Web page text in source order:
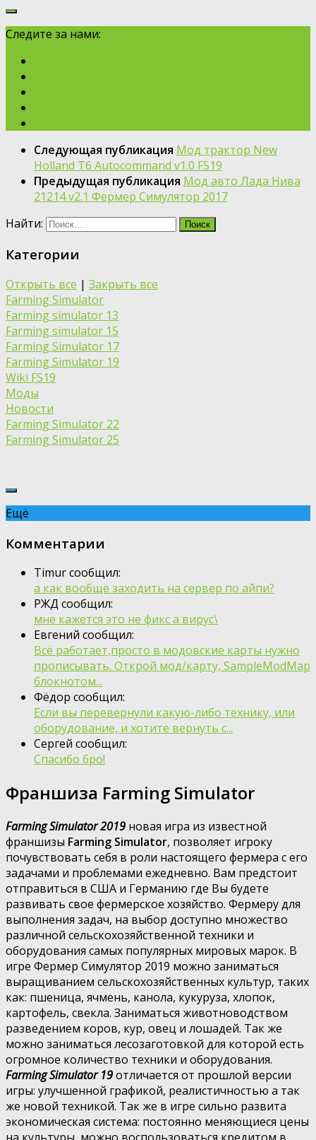
Следите за нами:
Следующая публикация Moд трактор New
Holland T6 Autocommand v1.0 FS19
Предыдущая публикация Мод авто Лада Нива
21214 v2.1 Фермер Симулятор 2017
Найти:
Категории
Открыть все | Закрыть все
Farming Simulator
Farming simulator 13
Farming simulator 15
Farming Simulator 17
Farming Simulator 19
Wiki FS19
Моды
Новости
Farming Simulator 22
Farming Simulator 25
Ещё
Комментарии
Timur сообщил:
а как вообще заходить на сервер по айпи?
РЖД сообщил:
мне кажется это не фикс а вирус\
Евгений сообщил:
Всё работает,просто в модовские карты нужно
прописывать. Открой мод/карту, SampleModMap
блокнотом...
Фёдор сообщил:
Если вы перевернули какую-либо технику, или
оборудование, и хотите вернуть с...
Сергей сообщил:
Спасибо бро!
Франшиза Farming Simulator
Farming Simulator 2019 новая игра из известной
франшизы Farming Simulator, позволяет игроку
почувствовать себя в роли настоящего фермера с его
задачами и проблемами ежедневно. Вам предстоит
отправиться в США и Германию где Вы будете
развивать свое фермерское хозяйство. Фермеру для
выполнения задач, на выбор доступно множество
различной сельскохозяйственной техники и
оборудования самых популярных мировых марок. В
игре Фермер Симулятор 2019 можно заниматься
выращиванием сельскохозяйственных культур, таких
как: пшеница, ячмень, канола, кукуруза, хлопок,
картофель, свекла. Заниматься животноводством
разведением коров, кур, овец и лошадей. Так же
можно заниматься лесозаготовкой для которой есть
огромное количество техники и оборудования.
Farming Simulator 19отличается от прошлой версии
игры: улучшенной графикой, реалистичностью а так
же новой техникой. Так же в игре сильно развита
экономическая система: постоянно меняющиеся цены